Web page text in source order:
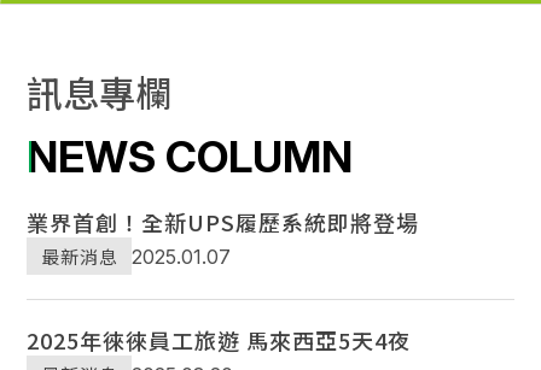
訊息專欄
NEWS COLUMN
業界首創！全新UPS履歷系統即將登場
最新消息 2025.01.07
2025年徠徠員工旅遊 馬來西亞5天4夜